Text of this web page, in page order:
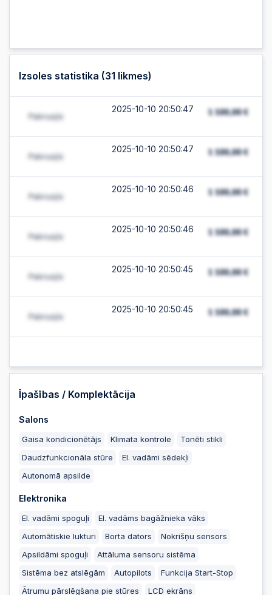
Izsoles statistika (31 likmes)
2025-10-10 20:50:47
2025-10-10 20:50:47
2025-10-10 20:50:46
2025-10-10 20:50:46
2025-10-10 20:50:45
2025-10-10 20:50:45
2025-10-10 20:50:42
2025-10-10 20:41:35
Īpašības / Komplektācija
Salons
Gaisa kondicionētājs Klimata kontrole
Tonēti stikli
Daudzfunkcionāla stūre
El. vadāmi sēdekļi
Autonomā apsilde
Elektronika
El. vadāmi spoguļi
El. vadāms bagāžnieka vāks
Automātiskie lukturi
Borta dators
Nokrišņu sensors
Apsildāmi spoguļi
Attāluma sensoru sistēma
Sistēma bez atslēgām
Autopilots
Funkcija Start-Stop
Ātrumu pārslēgšana pie stūres
LCD ekrāns